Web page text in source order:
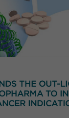
THE OUT-
TO